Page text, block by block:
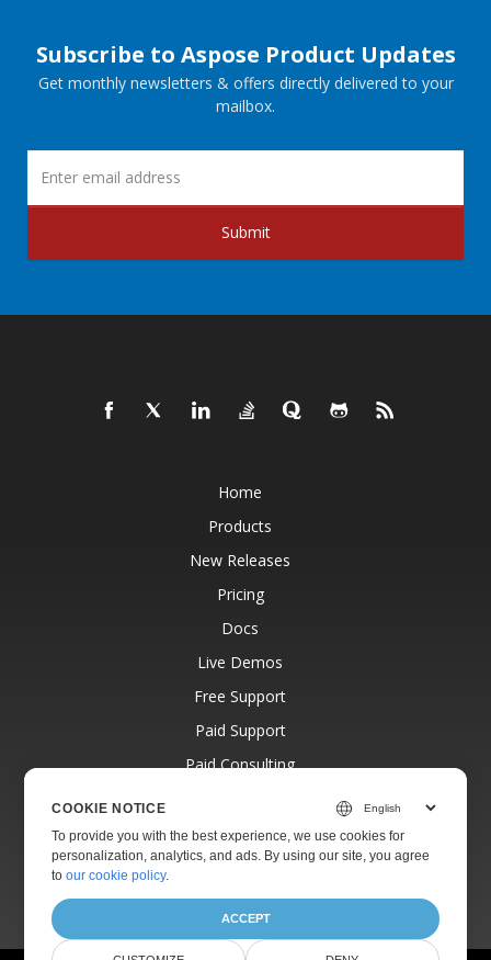
Subscribe to Aspose Product Updates
Get monthly newsletters & offers directly delivered to your
mailbox.
Submit
Home
Products
New Releases
Pricing
Docs
Live Demos
Free Support
Paid Support
Paid Consulting
Websites
About
COOKIE NOTICE
To provide you with the best experience, we use cookies for
personalization, analytics, and ads. By using our site, you agree
toour cookie policy.
ACCEPT